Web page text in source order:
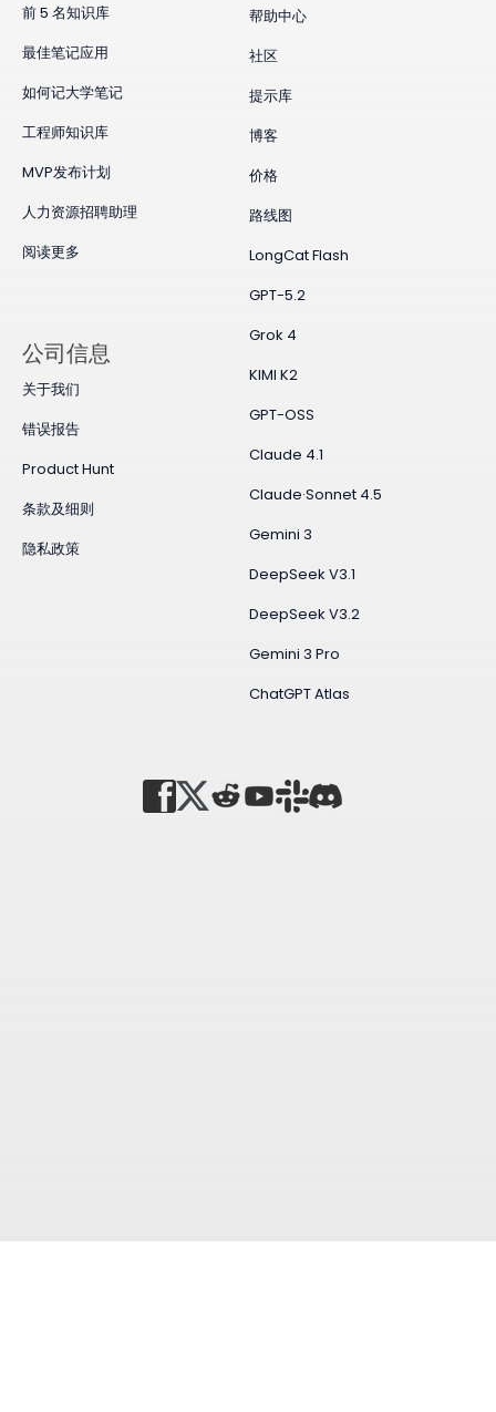
前 5 名知识库
最佳笔记应用
如何记大学笔记
工程师知识库
MVP发布计划
人力资源招聘助理
阅读更多
帮助中心
社区
提示库
博客
价格
路线图
LongCat Flash
GPT-5.2
Grok 4
KIMI K2
GPT-OSS
Claude 4.1
Claude·Sonnet 4.5
Gemini 3
DeepSeek V3.1
DeepSeek V3.2
Gemini 3 Pro
ChatGPT Atlas
公司信息
关于我们
错误报告
Product Hunt
条款及细则
隐私政策